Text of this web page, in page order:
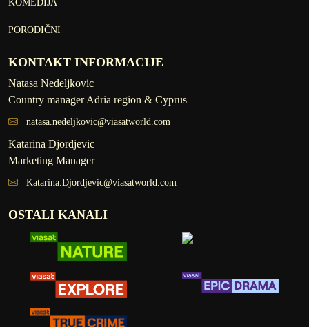
KOMEDIJA
PORODIČNI
KONTAKT INFORMACIJE
Natasa Nedeljkovic
Country manager Adria region & Cyprus
natasa.nedeljkovic@viasatworld.com
Katarina Djordjevic
Marketing Manager
Katarina.Djordjevic@viasatworld.com
OSTALI KANALI